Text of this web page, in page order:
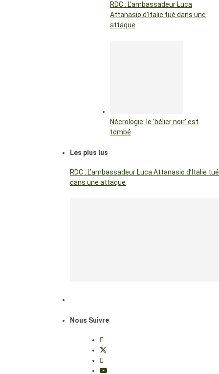
RDC : L’ambassadeur Luca
Attanasio d’Italie tué dans une
attaque
Nécrologie: le ‘bélier noir’ est
tombé
Les plus lus
RDC : L’ambassadeur Luca Attanasio d’Italie tué
dans une attaque
Nous Suivre